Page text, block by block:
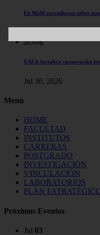
En Máfil aprendieron sobre
UACh fortalece cooperación
Jul 30, 2026
Menú
HOME
FACULTAD
INSTITUTOS
CARRERAS
POSTGRADO
INVESTIGACIÓN
VINCULACIÓN
LABORATORIOS
PLAN
Próximos Eventos
Jul 03